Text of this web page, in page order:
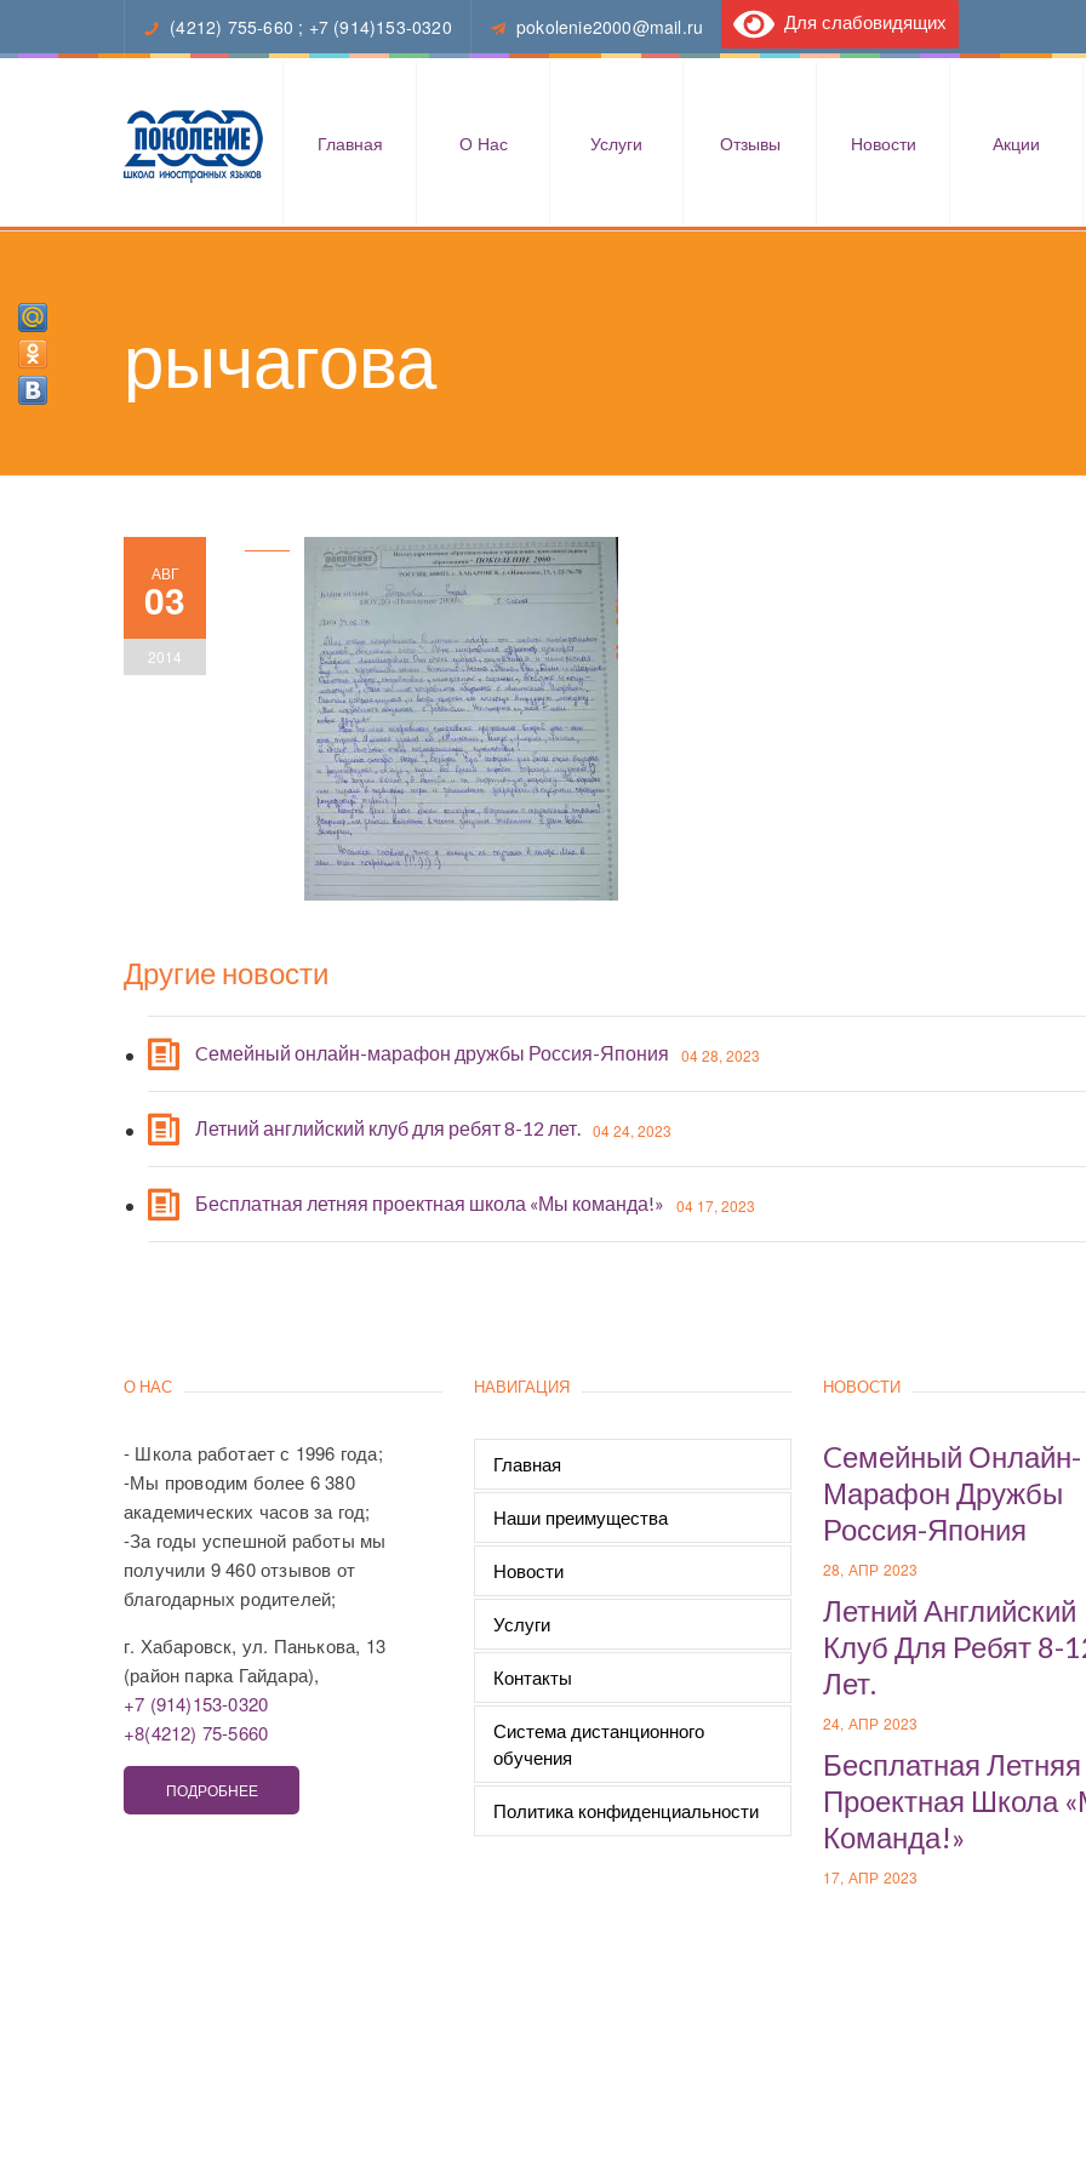
(4212) 755-660 ; +7 (914)153-0320 pokolenie2000@mail.ru Для слабовидящих
Главная О Нас Услуги Отзывы Новости Акции
рычагова
АВГ
03
2014
Другие новости
Cемейный онлайн-марафон дружбы Россия-Япония 04 28, 2023
Летний английский клуб для ребят 8-12 лет. 04 24, 2023
Бесплатная летняя проектная школа «Мы команда!» 04 17, 2023
О НАС
- Школа работает с 1996 года;
-Мы проводим более 6 380
академических часов за год;
-За годы успешной работы мы
получили 9 460 отзывов от
благодарных родителей;
г. Хабаровск, ул. Панькова, 13
(район парка Гайдара),
+7 (914)153-0320
+8(4212) 75-5660
ПОДРОБНЕЕ
НАВИГАЦИЯ
Главная
Наши преимущества
Новости
Услуги
Контакты
Система дистанционного
обучения
Политика конфиденциальности
НОВОСТИ
Cемейный Онлайн-
Марафон Дружбы
Россия-Япония
28, АПР 2023
Летний Английский
Клуб Для Ребят 8-
Лет.
24, АПР 2023
Бесплатная Летняя
Проектная Школа
Команда!»
17, АПР 2023